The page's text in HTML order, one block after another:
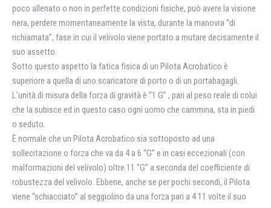
poco allenato o non in perfette condizioni fisiche, può avere la visione
nera, perdere momentaneamente la vista, durante la manovra “di
richiamata”, fase in cui il velivolo viene portato a mutare decisamente il
suo assetto.
Sotto questo aspetto la fatica fisica di un Pilota Acrobatico è
superiore a quella di uno scaricatore di porto o di un portabagagli.
L’unità di misura della forza di gravità è “1 G” , pari al peso reale di colui
che la subisce ed in questo caso ogni uomo che cammina, sta in piedi
o seduto.
È normale che un Pilota Acrobatico sia sottoposto ad una
sollecitazione o forza che va da 4 a 6 “G” e in casi eccezionali (con
malformazioni del velivolo) oltre 11 “G” a seconda del coefficiente di
robustezza del velivolo. Ebbene, anche se per pochi secondi, il Pilota
viene “schiacciato” al seggiolino da una forza pari a 4 11 volte il suo